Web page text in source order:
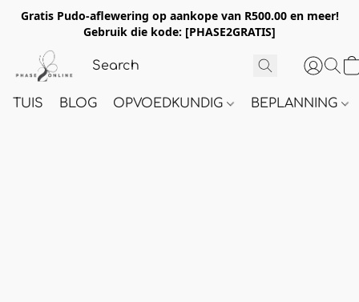
Gratis Pudo-aflewering op aankope van R500.00 en meer!
Gebruik die kode: [PHASE2GRATIS]
TUIS BLOG OPVOEDKUNDIG BEPLANNING